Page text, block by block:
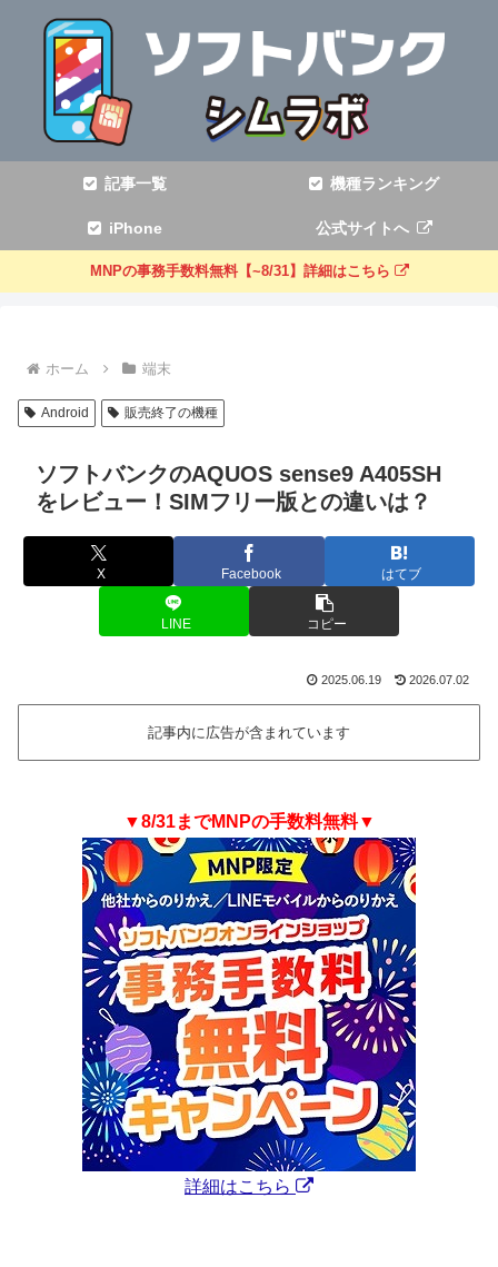
記事一覧 機種ランキング
iPhone 公式サイトへ
MNPの事務手数料無料【~8/31】詳細はこちら
ホーム 端末
Android 販売終了の機種
ソフトバンクのAQUOS sense9 A405SH
をレビュー！SIMフリー版との違いは？
X Facebook はてブ
LINE コピー
2025.06.19 2026.07.02
記事内に広告が含まれています
▼8/31までMNPの手数料無料▼
詳細はこちら